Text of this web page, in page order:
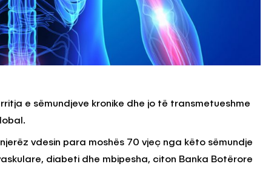
e sëmundjeve kronike dhe jo të transmetueshme
vdesin para moshës 70 vjeç nga këto sëmundje
diabeti dhe mbipesha, citon Banka Botërore